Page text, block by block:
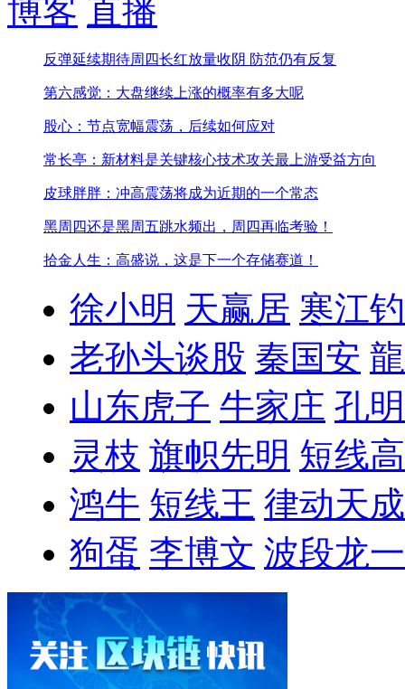
博客 直播
反弹延续期待周四长红放量收阴 防范仍有反复
第六感觉：大盘继续上涨的概率有多大呢
股心：节点宽幅震荡，后续如何应对
常长亭：新材料是关键核心技术攻关最上游受益方向
皮球胖胖：冲高震荡将成为近期的一个常态
黑周四还是黑周五跳水频出，周四再临考验！
拾金人生：高盛说，这是下一个存储赛道！
徐小明 天赢居 寒江
老孙头谈股 秦国安
山东虎子 牛家庄 孔
灵枝 旗帜先明 短线
鸿牛 短线王 律动天成
狗蛋 李博文 波段龙一